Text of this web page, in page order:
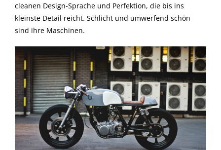
cleanen Design-Sprache und Perfektion, die bis ins
kleinste Detail reicht. Schlicht und umwerfend schön
sind ihre Maschinen.